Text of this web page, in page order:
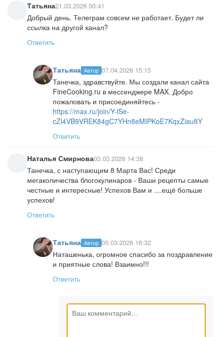
Татьяна21.03.2026 00:41
Добрый день. Телеграм совсем не работает. Будет ли
ссылка на другой канал?
Ответить
Татьяна Автор 07.04.2026 15:15
Танечка, здравствуйте. Мы создали канал сайта
FineCooking.ru в мессенджере MAX. Добро
пожаловать и присоединяйтесь -
https://max.ru/join/Y-lSe-
cZl4VB9VREK84gC7YHn8eMIPKoE7KqxZiau8Y
Ответить
Наталья Смирнова03.03.2026 14:38
Танечка, с наступающим 8 Марта Вас! Среди
мегаколичества блогокулинаров - Ваши рецепты самые
честные и интересные! Успехов Вам и ....ещё больше
успехов!
Ответить
Татьяна Автор 05.03.2026 16:32
Наташенька, огромное спасибо за поздравление
и приятные слова! Взаимно!!!
Ответить